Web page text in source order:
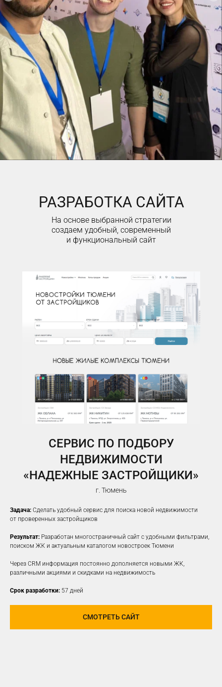
РАЗРАБОТКА САЙТА
На основе выбранной стратегии
создаем удобный, современный
и функциональный сайт
СЕРВИС ПО ПОДБОРУ
НЕДВИЖИМОСТИ
«НАДЕЖНЫЕ ЗАСТРОЙЩИКИ»
г. Тюмень
Задача: Сделать удобный сервис для поиска новой недвижимости
от проверенных застройщиков
Результат: Разработан многостраничный сайт с удобными фильтрами,
поиском ЖК и актуальным каталогом новостроек Тюмени
Через CRM информация постоянно дополняется новыми ЖК,
различными акциями и скидками на недвижимость
Срок разработки: 57 дней
СМОТРЕТЬ САЙТ